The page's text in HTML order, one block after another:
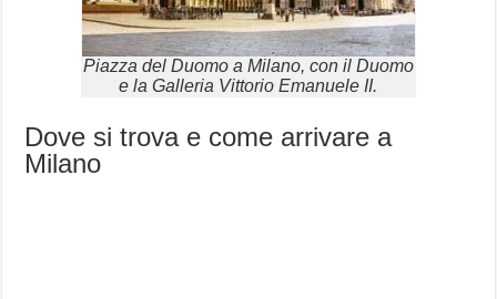
Piazza del Duomo a Milano, con il Duomo
e la Galleria Vittorio Emanuele II.
Dove si trova e come arrivare a
Milano